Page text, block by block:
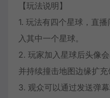
【玩法说明】
1. 玩法有四个星球，直
入其中一个星球。
2. 玩家加入星球后头像
并持续撞击地图边缘扩充
3. 观众可以通过发送弹